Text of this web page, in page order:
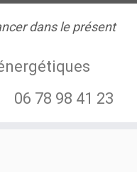
dans le présent
06 78 98 41 23